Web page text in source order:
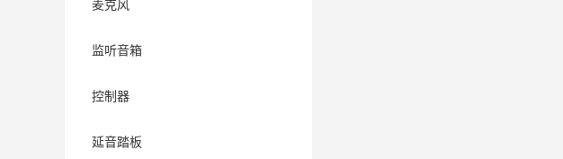
麦克风
监听音箱
控制器
延音踏板